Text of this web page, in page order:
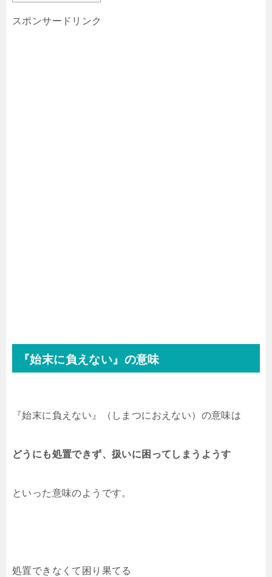
スポンサードリンク
『始末に負えない』の意味
『始末に負えない』（しまつにおえない）の意味は
どうにも処置できず、扱いに困ってしまうようす
といった意味のようです。
処置できなくて困り果てる